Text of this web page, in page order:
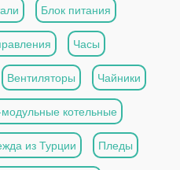
Блок питания
Часы
Вентиляторы Чайники
котельные
из Турции Пледы